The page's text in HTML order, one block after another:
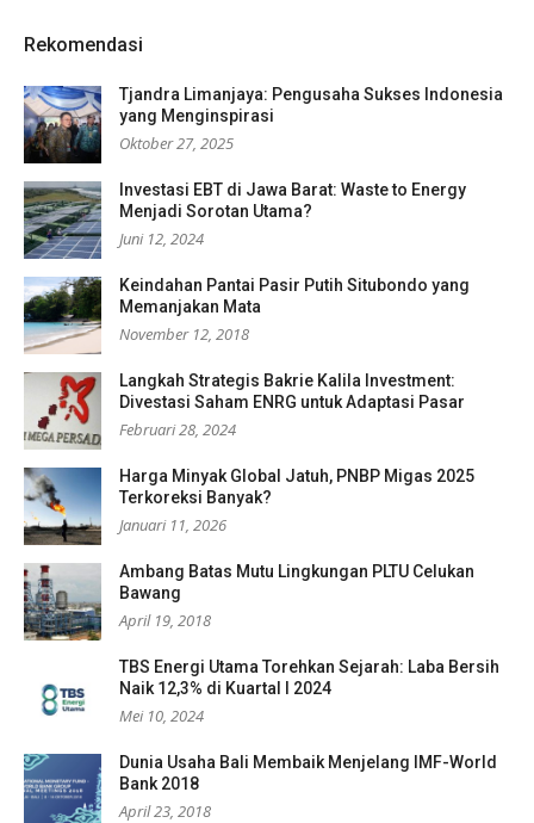
Rekomendasi
Tjandra Limanjaya: Pengusaha Sukses Indonesia
yang Menginspirasi
Oktober 27, 2025
Investasi EBT di Jawa Barat: Waste to Energy
Menjadi Sorotan Utama?
Juni 12, 2024
Keindahan Pantai Pasir Putih Situbondo yang
Memanjakan Mata
November 12, 2018
Langkah Strategis Bakrie Kalila Investment:
Divestasi Saham ENRG untuk Adaptasi Pasar
Februari 28, 2024
Harga Minyak Global Jatuh, PNBP Migas 2025
Terkoreksi Banyak?
Januari 11, 2026
Ambang Batas Mutu Lingkungan PLTU Celukan
Bawang
April 19, 2018
TBS Energi Utama Torehkan Sejarah: Laba Bersih
Naik 12,3% di Kuartal I 2024
Mei 10, 2024
Dunia Usaha Bali Membaik Menjelang IMF-World
Bank 2018
April 23, 2018